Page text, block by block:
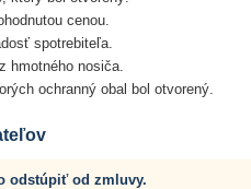
cenou.
spotrebiteľa.
hmotného nosiča.
ochranný obal bol otvorený.
odstúpiť od zmluvy.